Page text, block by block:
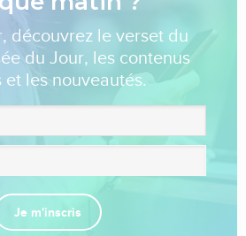
découvrez le verset du
du Jour, les contenus
et les nouveautés.
Je m'inscris